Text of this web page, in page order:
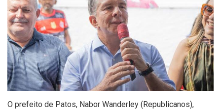
O prefeito de Patos, Nabor Wanderley (Republicanos),